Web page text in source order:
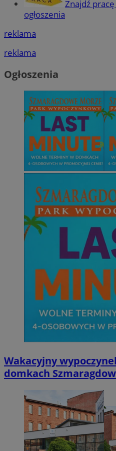
Znajdź
ogłoszenia
reklama
reklama
Ogłoszenia
Wakacyjny
domkach
Niezbędne pliki cookie
internetowej, takich jak
QeSessID
MvSessID
CookieScriptConsent